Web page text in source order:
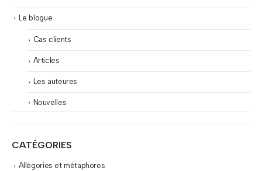
Le blogue
Cas clients
Articles
Les auteures
Nouvelles
CATÉGORIES
Allégories et métaphores